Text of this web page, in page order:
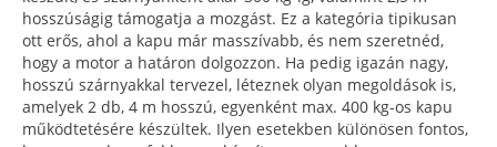
hosszúságig támogatja a mozgást. Ez a kategória tipikusan
ott erős, ahol a kapu már masszívabb, és nem szeretnéd,
hogy a motor a határon dolgozzon. Ha pedig igazán nagy,
hosszú szárnyakkal tervezel, léteznek olyan megoldások is,
amelyek 2 db, 4 m hosszú, egyenként max. 400 kg-os kapu
működtetésére készültek. Ilyen esetekben különösen fontos,